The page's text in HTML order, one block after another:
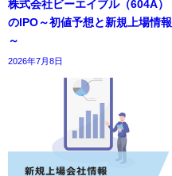
株式会社ビーエイブル（604A）
のIPO～初値予想と新規上場情報
～
2026年7月8日